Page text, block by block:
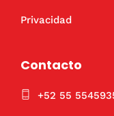
Privacidad
Contacto
+52 55